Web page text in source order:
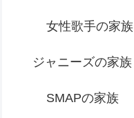
女性歌手の家族
ジャニーズの家族
SMAPの家族